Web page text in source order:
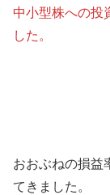
中小型株への投
した。
おおぶねの損益
てきました。